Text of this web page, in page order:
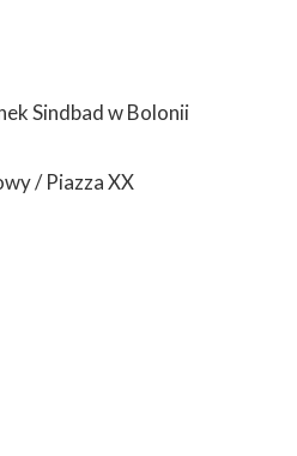
Sindbad w Bolonii
/ Piazza XX